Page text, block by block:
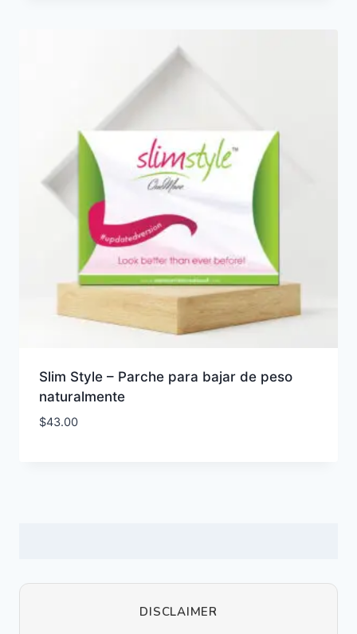
Slim Style – Parche para bajar de peso
naturalmente
$43.00
DISCLAIMER